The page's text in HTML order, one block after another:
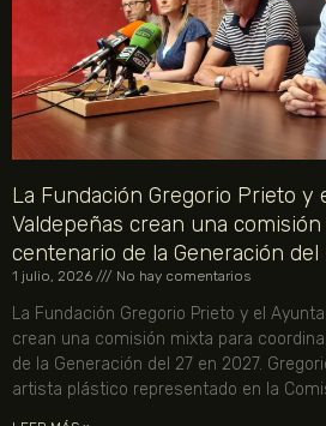
La Fundación Gregorio Prieto y
Valdepeñas crean una
centenario de la Generación del
1 julio, 2026 No hay comentarios
La Fundación Gregorio Prieto y el
crean una comisión mixta para
de la Generación del 27 en 2027.
artista plástico representado en la